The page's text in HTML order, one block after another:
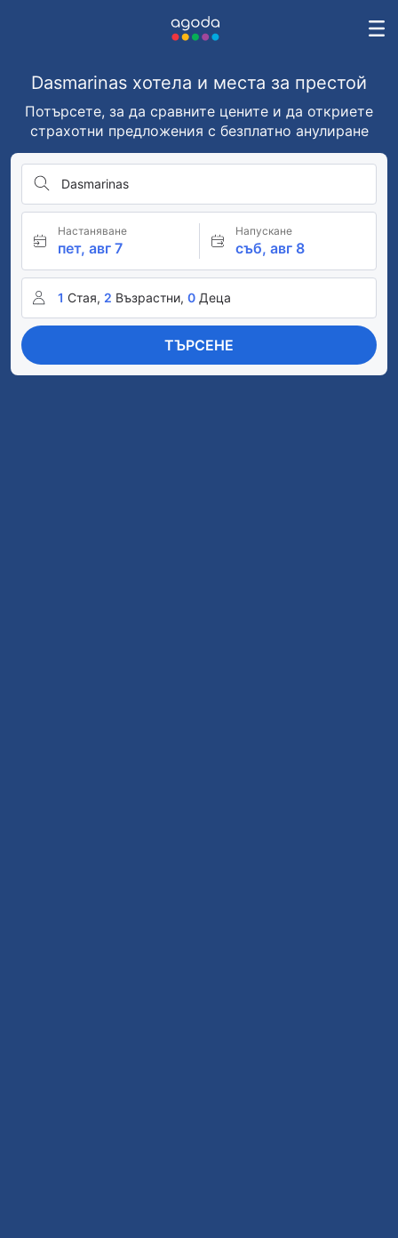
Dasmarinas хотела и места за престой
Потърсете, за да сравните цените и да откриете
страхотни предложения с безплатно анулиране
Dasmarinas
Настаняване
пет, авг 7
Напускане
съб, авг 8
1 Стая, 2 Възрастни, 0 Деца
ТЪРСЕНЕ